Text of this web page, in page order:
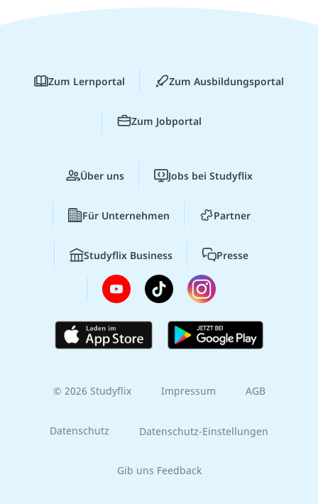
Zum Lernportal Zum Ausbildungsportal
Zum Jobportal
Über uns Jobs bei Studyflix
Für Unternehmen Partner
Studyflix Business Presse
© 2026 Studyflix Impressum AGB
Datenschutz Datenschutz-Einstellungen
Gib uns Feedback